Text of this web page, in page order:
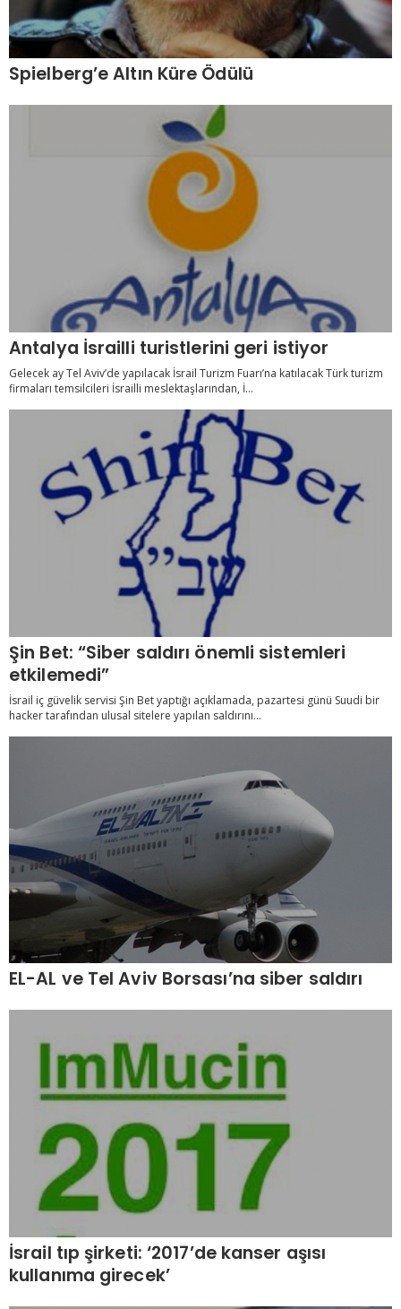
Spielberg’e Altın Küre Ödülü
Antalya İsrailli turistlerini geri istiyor
Gelecek ay Tel Aviv’de yapılacak İsrail Turizm Fuarı’na katılacak Türk turizm
firmaları temsilcileri İsrailli meslektaşlarından, İ...
Şin Bet: “Siber saldırı önemli sistemleri
etkilemedi”
İsrail iç güvelik servisi Şin Bet yaptığı açıklamada, pazartesi günü Suudi bir
hacker tarafından ulusal sitelere yapılan saldırını...
EL-AL ve Tel Aviv Borsası’na siber saldırı
İsrail tıp şirketi: ‘2017’de kanser aşısı
kullanıma girecek’